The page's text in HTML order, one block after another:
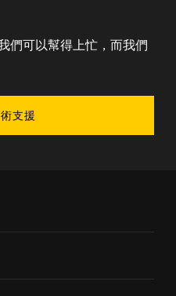
們可以幫得上忙，而我們
支援